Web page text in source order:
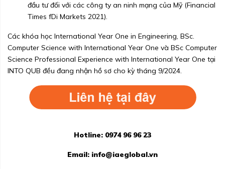
đầu tư đối với các công ty an ninh mạng của Mỹ (Financial
Times fDi Markets 2021).
Các khóa học International Year One in Engineering, BSc.
Computer Science with International Year One và BSc Computer
Science Professional Experience with International Year One tại
INTO QUB đều đang nhận hồ sơ cho kỳ tháng 9/2024.
Hotline: 0974 96 96 23
Email: info@iaeglobal.vn